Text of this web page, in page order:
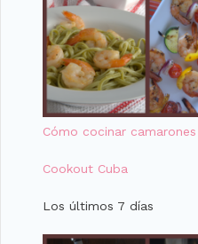
Cómo cocinar
Cookout Cuba
Los últimos 7 días